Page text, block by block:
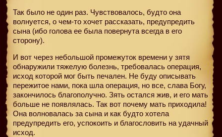
Так было не один раз. Чувствовалось, будто она
волнуется, о чем-то хочет рассказать, предупредить
сына (ибо голова ее была повернута всегда в его
сторону).
И вот через небольшой промежуток времени у зятя
обнаружили тяжелую болезнь, требовалась операция,
исход которой мог быть печален. Не буду описывать
пережитое нами, пока шла операция, но все, слава Богу,
закончилось благополучно. Зять остался жив, и его мать
больше не появлялась. Так вот почему мать приходила!
Она волновалась за сына и как будто хотела
предупредить его, успокоить и благословить на удачный
исход.